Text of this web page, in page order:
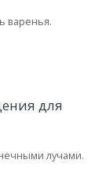
варенья.
лучами.